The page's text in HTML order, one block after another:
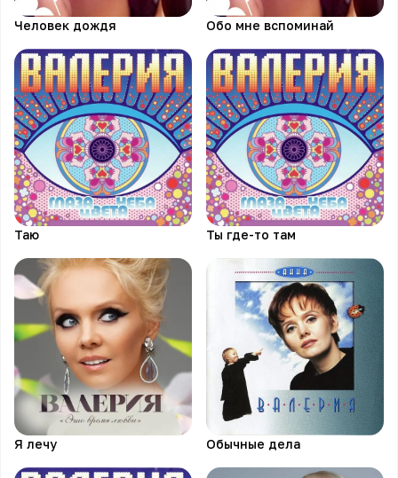
Человек дождя Обо мне вспоминай
Таю Ты где-то там
Я лечу Обычные дела